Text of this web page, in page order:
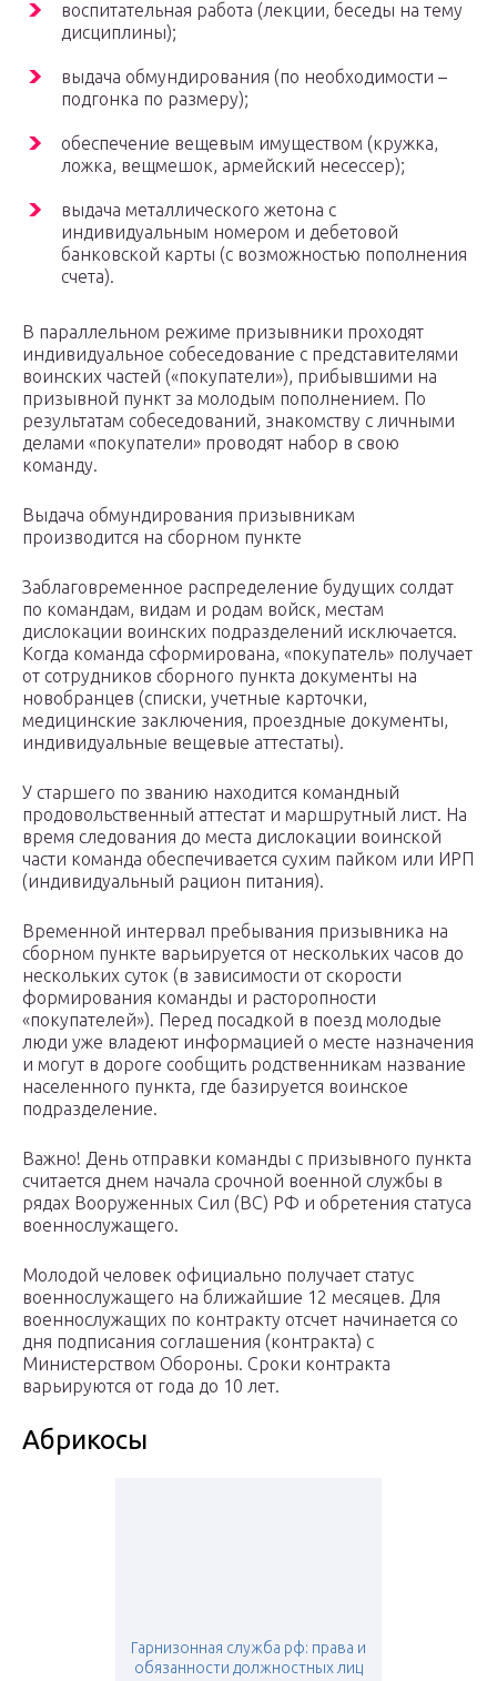
воспитательная работа (лекции, беседы на тему
дисциплины);
выдача обмундирования (по необходимости –
подгонка по размеру);
обеспечение вещевым имуществом (кружка,
ложка, вещмешок, армейский несессер);
выдача металлического жетона с
индивидуальным номером и дебетовой
банковской карты (с возможностью пополнения
счета).
В параллельном режиме призывники проходят
индивидуальное собеседование с представителями
воинских частей («покупатели»), прибывшими на
призывной пункт за молодым пополнением. По
результатам собеседований, знакомству с личными
делами «покупатели» проводят набор в свою
команду.
Выдача обмундирования призывникам
производится на сборном пункте
Заблаговременное распределение будущих солдат
по командам, видам и родам войск, местам
дислокации воинских подразделений исключается.
Когда команда сформирована, «покупатель» получает
от сотрудников сборного пункта документы на
новобранцев (списки, учетные карточки,
медицинские заключения, проездные документы,
индивидуальные вещевые аттестаты).
У старшего по званию находится командный
продовольственный аттестат и маршрутный лист. На
время следования до места дислокации воинской
части команда обеспечивается сухим пайком или ИРП
(индивидуальный рацион питания).
Временной интервал пребывания призывника на
сборном пункте варьируется от нескольких часов до
нескольких суток (в зависимости от скорости
формирования команды и расторопности
«покупателей»). Перед посадкой в поезд молодые
люди уже владеют информацией о месте назначения
и могут в дороге сообщить родственникам название
населенного пункта, где базируется воинское
подразделение.
Важно! День отправки команды с призывного пункта
считается днем начала срочной военной службы в
рядах Вооруженных Сил (ВС) РФ и обретения статуса
военнослужащего.
Молодой человек официально получает статус
военнослужащего на ближайшие 12 месяцев. Для
военнослужащих по контракту отсчет начинается со
дня подписания соглашения (контракта) с
Министерством Обороны. Сроки контракта
варьируются от года до 10 лет.
Абрикосы
Гарнизонная служба рф: права и
обязанности должностных лиц